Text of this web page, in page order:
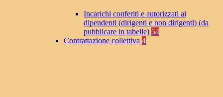
Incarichi conferiti e autorizzati ai
dipendenti (dirigenti e non dirigenti) (da
pubblicare in tabelle) 54
Contrattazione collettiva 4